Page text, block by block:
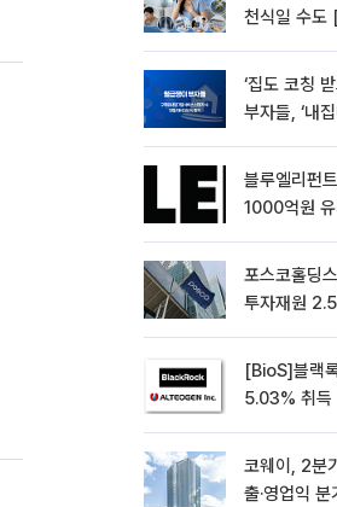
천식일 수도
‘집도 코칭
부자들, ‘내
블루엘리펀
1000억원
포스코홀딩
투자재원
[BioS]블랙
5.03% 취득
코웨이, 2분
출·영업익